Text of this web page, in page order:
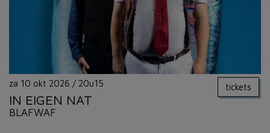
za 10 okt 2026 / 20u15 tickets
IN EIGEN NAT
BLAFWAF